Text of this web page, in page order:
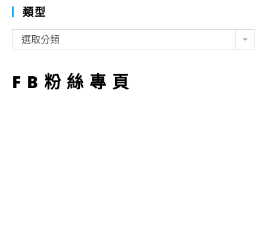
類型
型
選取分類
FB粉絲專頁